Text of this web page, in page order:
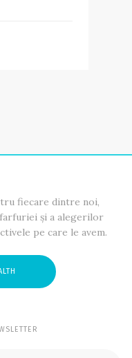
fiecare dintre noi,
și a alegerilor
pe care le avem.